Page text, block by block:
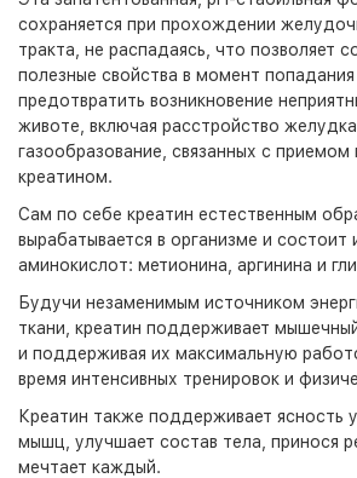
сохраняется при прохождении
тракта, не распадаясь, что позволяет
полезные свойства в момент
предотвратить возникновение
животе, включая расстройство
газообразование, связанных с
креатином.
Сам по себе креатин естественным
вырабатывается в организме и состоит
аминокислот: метионина, аргинина и
Будучи незаменимым источником
ткани, креатин поддерживает
и поддерживая их максимальную
время интенсивных тренировок и
Креатин также поддерживает ясность
мышц, улучшает состав тела, принося
мечтает каждый.